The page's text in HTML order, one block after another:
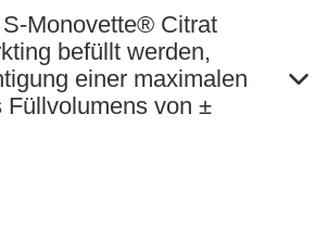
Monovette® Citrat
befüllt werden,
einer maximalen
von ±